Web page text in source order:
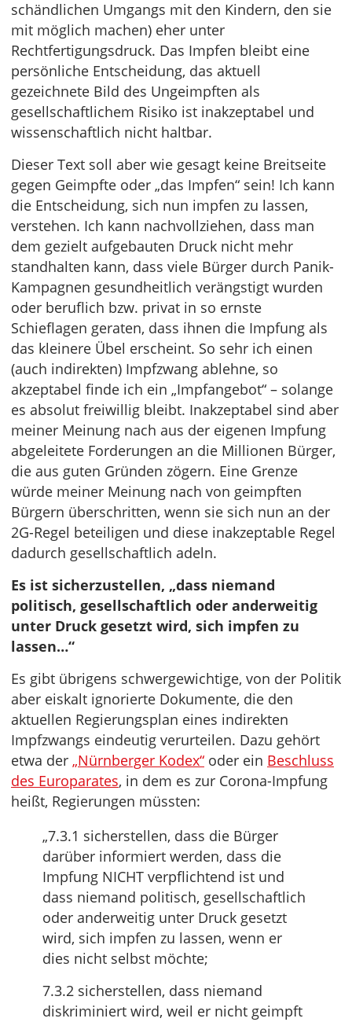
schändlichen Umgangs mit den Kindern, den sie
mit möglich machen) eher unter
Rechtfertigungsdruck. Das Impfen bleibt eine
persönliche Entscheidung, das aktuell
gezeichnete Bild des Ungeimpften als
gesellschaftlichem Risiko ist inakzeptabel und
wissenschaftlich nicht haltbar.
Dieser Text soll aber wie gesagt keine Breitseite
gegen Geimpfte oder „das Impfen“ sein! Ich kann
die Entscheidung, sich nun impfen zu lassen,
verstehen. Ich kann nachvollziehen, dass man
dem gezielt aufgebauten Druck nicht mehr
standhalten kann, dass viele Bürger durch Panik-
Kampagnen gesundheitlich verängstigt wurden
oder beruflich bzw. privat in so ernste
Schieflagen geraten, dass ihnen die Impfung als
das kleinere Übel erscheint. So sehr ich einen
(auch indirekten) Impfzwang ablehne, so
akzeptabel finde ich ein „Impfangebot“ – solange
es absolut freiwillig bleibt. Inakzeptabel sind aber
meiner Meinung nach aus der eigenen Impfung
abgeleitete Forderungen an die Millionen Bürger,
die aus guten Gründen zögern. Eine Grenze
würde meiner Meinung nach von geimpften
Bürgern überschritten, wenn sie sich nun an der
2G-Regel beteiligen und diese inakzeptable Regel
dadurch gesellschaftlich adeln.
Es ist sicherzustellen, „dass niemand
politisch, gesellschaftlich oder anderweitig
unter Druck gesetzt wird, sich impfen zu
lassen…“
Es gibt übrigens schwergewichtige, von der Politik
aber eiskalt ignorierte Dokumente, die den
aktuellen Regierungsplan eines indirekten
Impfzwangs eindeutig verurteilen. Dazu gehört
etwa der „Nürnberger Kodex“ oder ein Beschluss
des Europarates, in dem es zur Corona-Impfung
heißt, Regierungen müssten:
„7.3.1 sicherstellen, dass die Bürger
darüber informiert werden, dass die
Impfung NICHT verpflichtend ist und
dass niemand politisch, gesellschaftlich
oder anderweitig unter Druck gesetzt
wird, sich impfen zu lassen, wenn er
dies nicht selbst möchte;
7.3.2 sicherstellen, dass niemand
diskriminiert wird, weil er nicht geimpft